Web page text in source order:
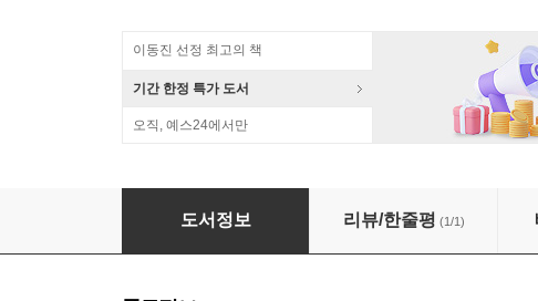
이동진 선정 최고의 책
기간 한정 특가 도서
오직, 예스24에서만
다락방 속의 자아들
도서정보 리뷰/한줄평 (1/1)